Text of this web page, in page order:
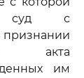
суд с
акта
им